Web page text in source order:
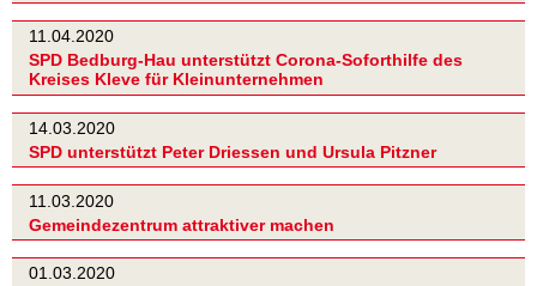
11.04.2020
SPD Bedburg-Hau unterstützt Corona-Soforthilfe des
Kreises Kleve für Kleinunternehmen
14.03.2020
SPD unterstützt Peter Driessen und Ursula Pitzner
11.03.2020
Gemeindezentrum attraktiver machen
01.03.2020